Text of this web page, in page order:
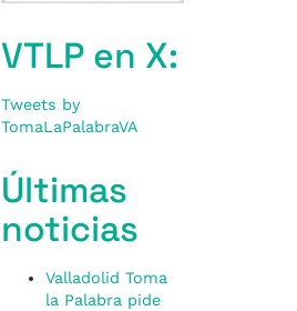
VTLP en X:
Tweets by
TomaLaPalabraVA
Últimas
noticias
Valladolid Toma
la Palabra pide